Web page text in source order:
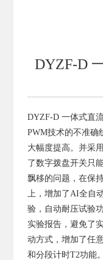
DYZF-D
DYZF-D 一体式直
PWM技术的不准确
大幅度提高。并采
了数字拨盘开关只
飘移的问题，在保
上，增加了AI全自
验，自动耐压试验
实验报告，避免了
动方式，增加了任
和分段计时T2功能